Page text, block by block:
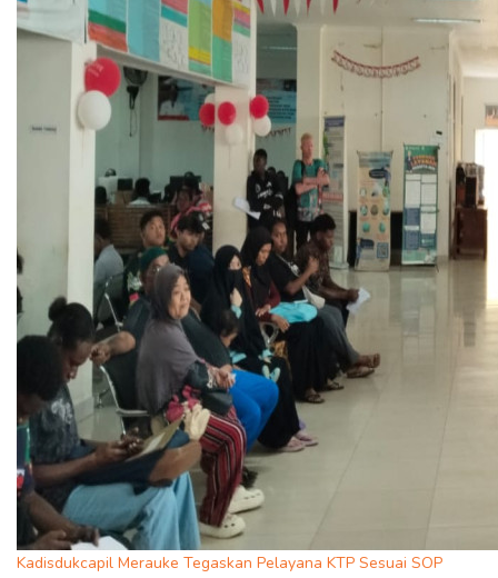
Kadisdukcapil Merauke Tegaskan Pelayana KTP Sesuai SOP